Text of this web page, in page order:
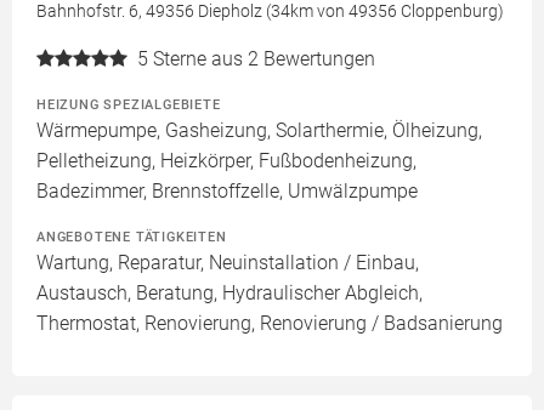
Bahnhofstr. 6, 49356 Diepholz (34km von 49356 Cloppenburg)
5 Sterne aus 2 Bewertungen
HEIZUNG SPEZIALGEBIETE
Wärmepumpe, Gasheizung, Solarthermie, Ölheizung,
Pelletheizung, Heizkörper, Fußbodenheizung,
Badezimmer, Brennstoffzelle, Umwälzpumpe
ANGEBOTENE TÄTIGKEITEN
Wartung, Reparatur, Neuinstallation / Einbau,
Austausch, Beratung, Hydraulischer Abgleich,
Thermostat, Renovierung, Renovierung / Badsanierung